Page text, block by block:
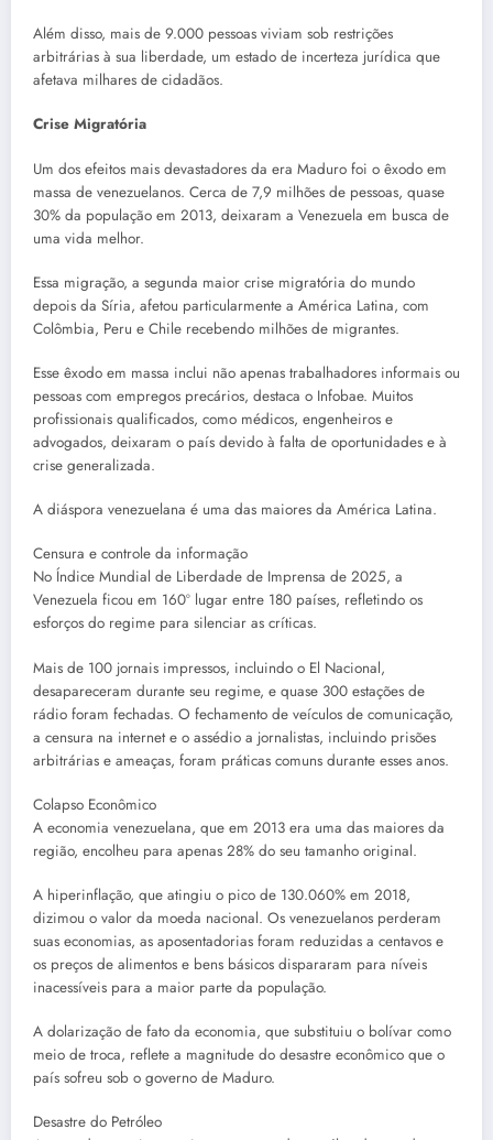
Além disso, mais de 9.000 pessoas viviam sob restrições
arbitrárias à sua liberdade, um estado de incerteza jurídica que
afetava milhares de cidadãos.
Crise Migratória
Um dos efeitos mais devastadores da era Maduro foi o êxodo em
massa de venezuelanos. Cerca de 7,9 milhões de pessoas, quase
30% da população em 2013, deixaram a Venezuela em busca de
uma vida melhor.
Essa migração, a segunda maior crise migratória do mundo
depois da Síria, afetou particularmente a América Latina, com
Colômbia, Peru e Chile recebendo milhões de migrantes.
Esse êxodo em massa inclui não apenas trabalhadores informais ou
pessoas com empregos precários, destaca o Infobae. Muitos
profissionais qualificados, como médicos, engenheiros e
advogados, deixaram o país devido à falta de oportunidades e à
crise generalizada.
A diáspora venezuelana é uma das maiores da América Latina.
Censura e controle da informação
No Índice Mundial de Liberdade de Imprensa de 2025, a
Venezuela ficou em 160º lugar entre 180 países, refletindo os
esforços do regime para silenciar as críticas.
Mais de 100 jornais impressos, incluindo o El Nacional,
desapareceram durante seu regime, e quase 300 estações de
rádio foram fechadas. O fechamento de veículos de comunicação,
a censura na internet e o assédio a jornalistas, incluindo prisões
arbitrárias e ameaças, foram práticas comuns durante esses anos.
Colapso Econômico
A economia venezuelana, que em 2013 era uma das maiores da
região, encolheu para apenas 28% do seu tamanho original.
A hiperinflação, que atingiu o pico de 130.060% em 2018,
dizimou o valor da moeda nacional. Os venezuelanos perderam
suas economias, as aposentadorias foram reduzidas a centavos e
os preços de alimentos e bens básicos dispararam para níveis
inacessíveis para a maior parte da população.
A dolarização de fato da economia, que substituiu o bolívar como
meio de troca, reflete a magnitude do desastre econômico que o
país sofreu sob o governo de Maduro.
Desastre do Petróleo